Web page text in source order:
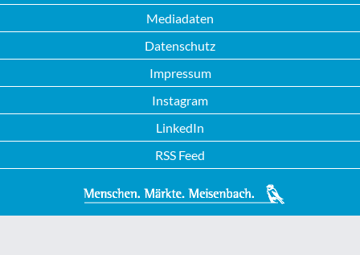
Mediadaten
Datenschutz
Impressum
Instagram
LinkedIn
RSS Feed